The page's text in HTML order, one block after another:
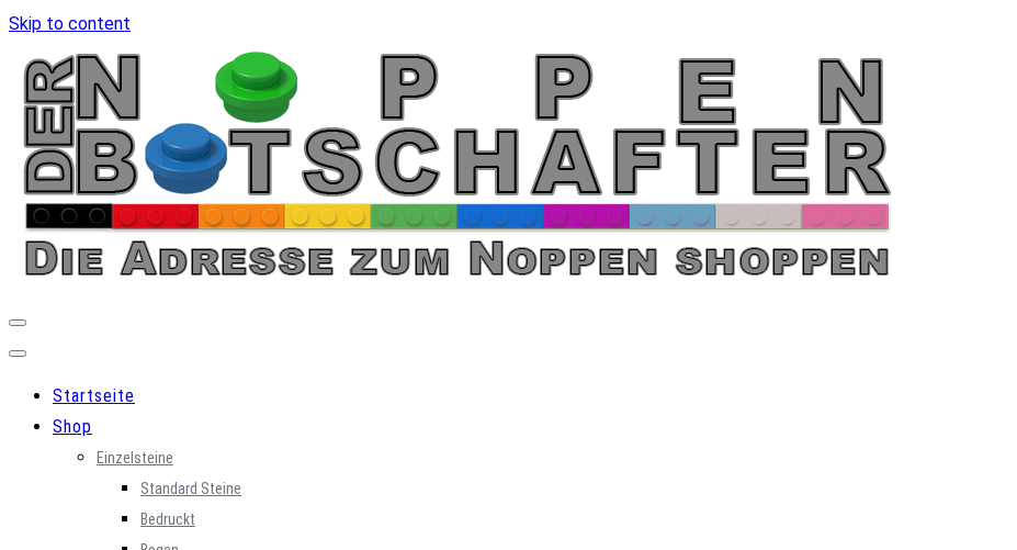
Skip to content
Startseite
Shop
Einzelsteine
Standard Steine
Bedruckt